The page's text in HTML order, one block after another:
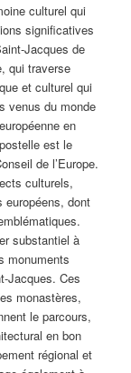
culturel qui
significatives
Jacques de
qui traverse
et culturel qui
venus du monde
en
est le
de l’Europe.
culturels,
européens, dont
substantiel à
monuments
Jacques. Ces
monastères,
le parcours,
en bon
régional et